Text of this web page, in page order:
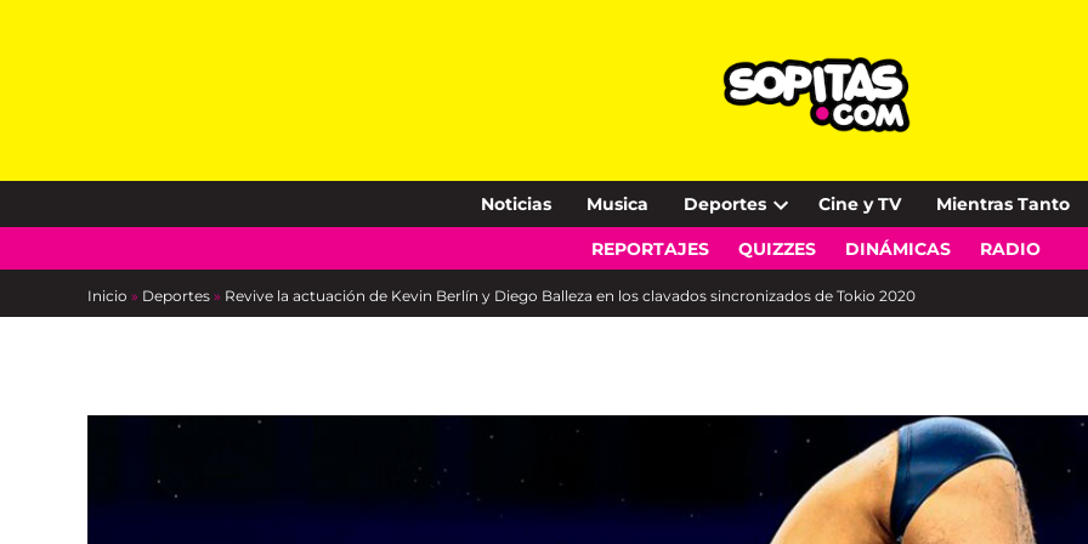
Noticias Musica Deportes
Open
dropdown
Cine y TV Mientras Tanto
REPORTAJES QUIZZES DINÁMICAS RADIO
Inicio » Deportes » Revive la actuación de Kevin Berlín y Diego Balleza en los clavados sincronizados de Tokio 2020